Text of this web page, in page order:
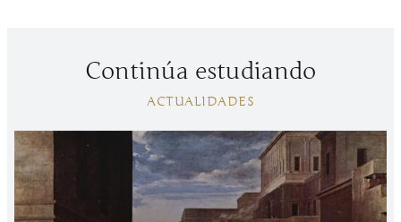
Continúa estudiando
ACTUALIDADES